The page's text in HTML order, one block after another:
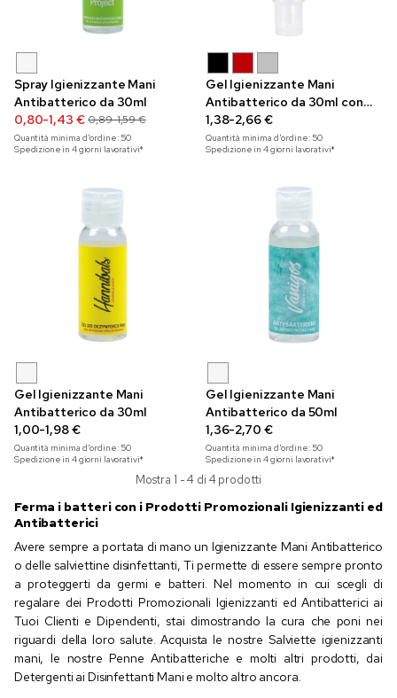
Spray Igienizzante Mani
Antibatterico da 30ml
0,80-1,43 € 0,89-1,59 €
Quantità minima d'ordine: 50
Spedizione in 4 giorni lavorativi*
Gel Igienizzante Mani
Antibatterico da 30ml con
Moschettone
1,38-2,66 €
Quantità minima d'ordine: 50
Spedizione in 4 giorni lavorativi*
Gel Igienizzante Mani
Antibatterico da 30ml
1,00-1,98 €
Quantità minima d'ordine: 50
Spedizione in 4 giorni lavorativi*
Gel Igienizzante Mani
Antibatterico da 50ml
1,36-2,70 €
Quantità minima d'ordine: 50
Spedizione in 4 giorni lavorativi*
Mostra 1 - 4 di 4 prodotti
Ferma i batteri con i Prodotti Promozionali Igienizzanti ed
Antibatterici
Avere sempre a portata di mano un Igienizzante Mani Antibatterico
o delle salviettine disinfettanti, Ti permette di essere sempre pronto
a proteggerti da germi e batteri. Nel momento in cui scegli di
regalare dei Prodotti Promozionali Igienizzanti ed Antibatterici ai
Tuoi Clienti e Dipendenti, stai dimostrando la cura che poni nei
riguardi della loro salute. Acquista le nostre Salviette igienizzanti
mani, le nostre Penne Antibatteriche e molti altri prodotti, dai
Detergenti ai Disinfettanti Mani e molto altro ancora.